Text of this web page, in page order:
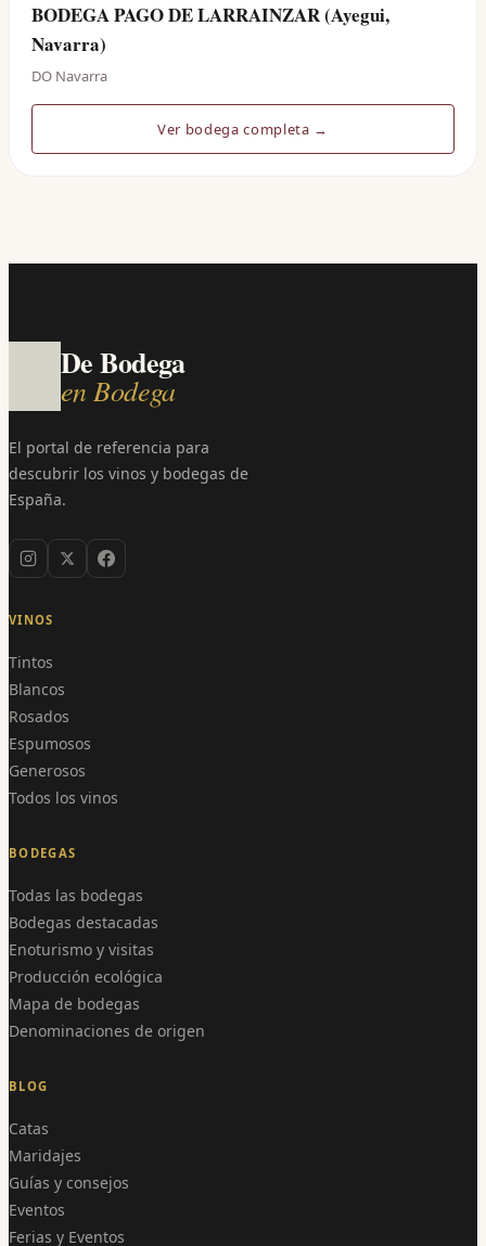
BODEGA PAGO DE LARRAINZAR (Ayegui,
Navarra)
DO Navarra
Ver bodega completa →
De Bodega
en Bodega
El portal de referencia para
descubrir los vinos y bodegas de
España.
VINOS
Tintos
Blancos
Rosados
Espumosos
Generosos
Todos los vinos
BODEGAS
Todas las bodegas
Bodegas destacadas
Enoturismo y visitas
Producción ecológica
Mapa de bodegas
Denominaciones de origen
BLOG
Catas
Maridajes
Guías y consejos
Eventos
Ferias y Eventos